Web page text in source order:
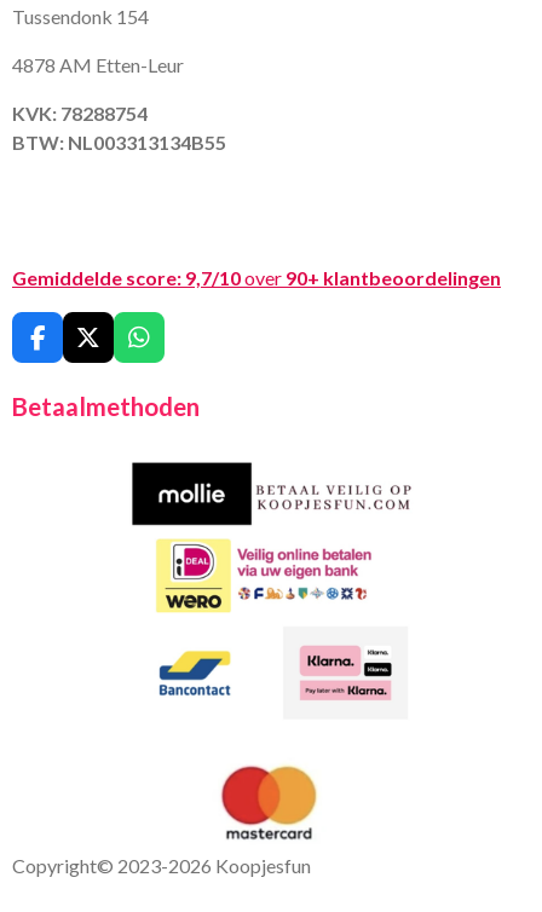
Tussendonk 154
4878 AM Etten-Leur
KVK: 78288754
BTW: NL003313134B55
Gemiddelde score: 9,7/10over 90+ klantbeoordelingen
F
a
c
e
X
W
h
t
A
Betaalmethoden
Copyright© 2023-2026 Koopjesfun